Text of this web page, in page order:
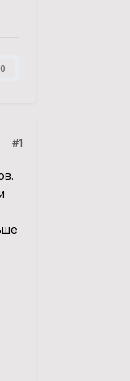
0
#1